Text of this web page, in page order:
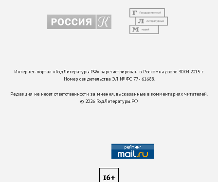
Интернет-портал «ГодЛитературы.РФ» зарегистрирован в Роскомнадзоре 30.04.2015 г.
Номер свидетельства ЭЛ № ФС 77 - 61688.
Редакция не несет ответственности за мнения, высказанные в комментариях читателей.
© 2026 ГодЛитературы.РФ
16+